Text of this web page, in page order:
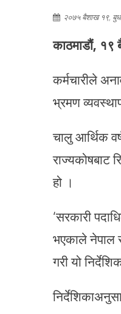
२०७५ बैशाख १९,
काठमाडौं, १९
कर्मचारीले
भ्रमण
चालु आर्थिक
राज्यकोषबाट
हो ।
‘सरकारी
भएकाले नेपाल
गरी यो